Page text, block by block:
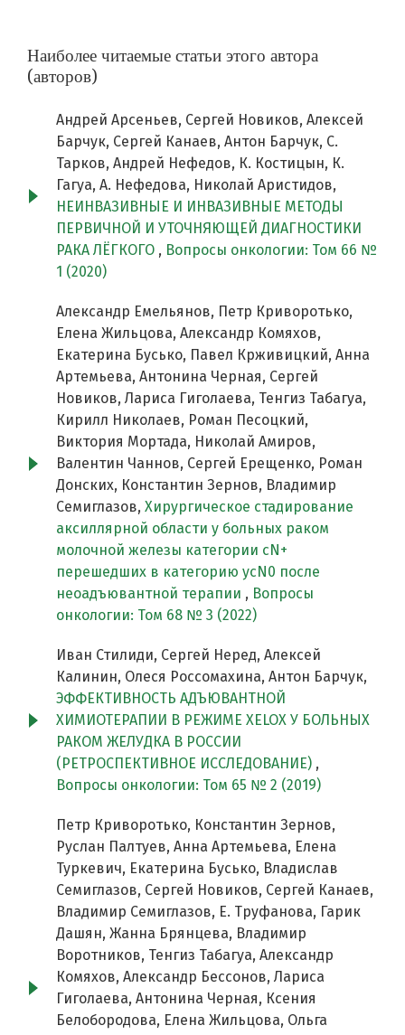
Наиболее читаемые статьи этого автора
(авторов)
Андрей Арсеньев, Сергей Новиков, Алексей
Барчук, Сергей Канаев, Антон Барчук, С.
Тарков, Андрей Нефедов, К. Костицын, К.
Гагуа, А. Нефедова, Николай Аристидов,
НЕИНВАЗИВНЫЕ И ИНВАЗИВНЫЕ МЕТОДЫ
ПЕРВИЧНОЙ И УТОЧНЯЮЩЕЙ ДИАГНОСТИКИ
РАКА ЛЁГКОГО , Вопросы онкологии: Том 66 №
1 (2020)
Александр Емельянов, Петр Криворотько,
Елена Жильцова, Александр Комяхов,
Екатерина Бусько, Павел Крживицкий, Анна
Артемьева, Антонина Черная, Сергей
Новиков, Лариса Гиголаева, Тенгиз Табагуа,
Кирилл Николаев, Роман Песоцкий,
Виктория Мортада, Николай Амиров,
Валентин Чаннов, Сергей Ерещенко, Роман
Донских, Константин Зернов, Владимир
Семиглазов, Хирургическое стадирование
аксиллярной области у больных раком
молочной железы категории сN+
перешедших в категорию ycN0 после
неоадъювантной терапии , Вопросы
онкологии: Том 68 № 3 (2022)
Иван Стилиди, Сергей Неред, Алексей
Калинин, Олеся Россомахина, Антон Барчук,
ЭФФЕКТИВНОСТЬ АДЪЮВАНТНОЙ
ХИМИОТЕРАПИИ В РЕЖИМЕ XELOX У БОЛЬНЫХ
РАКОМ ЖЕЛУДКА В РОССИИ
(РЕТРОСПЕКТИВНОЕ ИССЛЕДОВАНИЕ) ,
Вопросы онкологии: Том 65 № 2 (2019)
Петр Криворотько, Константин Зернов,
Руслан Палтуев, Анна Артемьева, Елена
Туркевич, Екатерина Бусько, Владислав
Семиглазов, Сергей Новиков, Сергей Канаев,
Владимир Семиглазов, Е. Труфанова, Гарик
Дашян, Жанна Брянцева, Владимир
Воротников, Тенгиз Табагуа, Александр
Комяхов, Александр Бессонов, Лариса
Гиголаева, Антонина Черная, Ксения
Белобородова, Елена Жильцова, Ольга